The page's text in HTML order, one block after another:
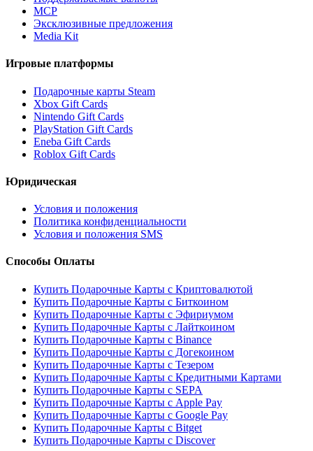
MCP
Эксклюзивные предложения
Media Kit
Игровые платформы
Подарочные карты Steam
Xbox Gift Cards
Nintendo Gift Cards
PlayStation Gift Cards
Eneba Gift Cards
Roblox Gift Cards
Юридическая
Условия и положения
Политика конфиденциальности
Условия и положения SMS
Способы Оплаты
Купить Подарочные Карты с Криптовалютой
Купить Подарочные Карты с Биткоином
Купить Подарочные Карты с Эфириумом
Купить Подарочные Карты с Лайткоином
Купить Подарочные Карты с Binance
Купить Подарочные Карты с Догекоином
Купить Подарочные Карты с Тезером
Купить Подарочные Карты с Кредитными Картами
Купить Подарочные Карты с SEPA
Купить Подарочные Карты с Apple Pay
Купить Подарочные Карты с Google Pay
Купить Подарочные Карты с Bitget
Купить Подарочные Карты с Discover